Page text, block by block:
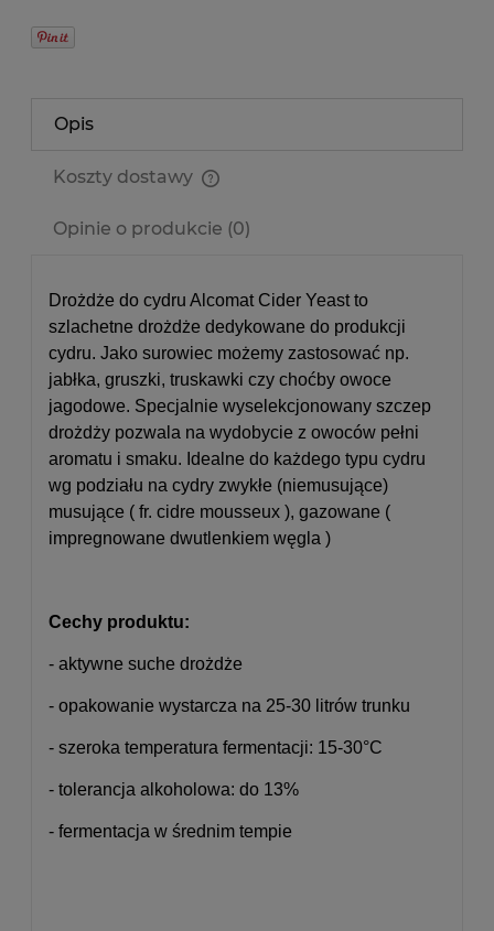
Opis
Koszty dostawy
Opinie o produkcie (0)
Drożdże do cydru Alcomat Cider Yeast to
szlachetne drożdże dedykowane do produkcji
cydru. Jako surowiec możemy zastosować np.
jabłka, gruszki, truskawki czy choćby owoce
jagodowe. Specjalnie wyselekcjonowany szczep
drożdży pozwala na wydobycie z owoców pełni
aromatu i smaku. Idealne do każdego typu cydru
wg podziału na cydry zwykłe (niemusujące)
musujące ( fr. cidre mousseux ), gazowane (
impregnowane dwutlenkiem węgla )
Cechy produktu:
- aktywne suche drożdże
- opakowanie wystarcza na 25-30 litrów trunku
- szeroka temperatura fermentacji: 15-30°C
- tolerancja alkoholowa: do 13%
- fermentacja w średnim tempie